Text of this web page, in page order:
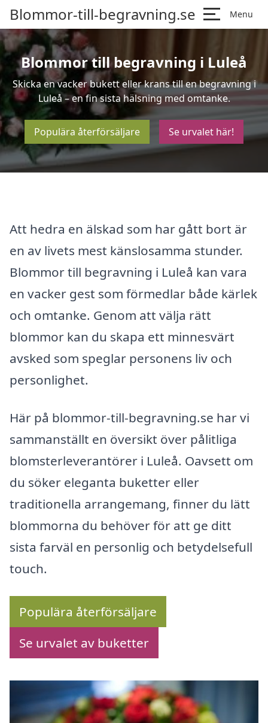
Blommor-till-begravning.se Menu
Blommor till begravning i Luleå
Skicka en vacker bukett eller krans till en begravning i
Luleå – en fin sista hälsning med omtanke.
Populära återförsäljare Se urvalet här!
Att hedra en älskad som har gått bort är
en av livets mest känslosamma stunder.
Blommor till begravning i Luleå kan vara
en vacker gest som förmedlar både kärlek
och omtanke. Genom att välja rätt
blommor kan du skapa ett minnesvärt
avsked som speglar personens liv och
personlighet.
Här på blommor-till-begravning.se har vi
sammanställt en översikt över pålitliga
blomsterleverantörer i Luleå. Oavsett om
du söker eleganta buketter eller
traditionella arrangemang, finner du lätt
blommorna du behöver för att ge ditt
sista farväl en personlig och betydelsefull
touch.
Populära återförsäljare
Se urvalet av buketter